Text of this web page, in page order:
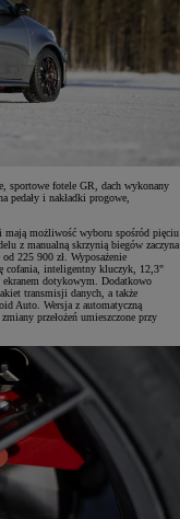
sportowe fotele GR, dach wykonany
i nakładki progowe,
możliwość wyboru spośród pięciu
z manualną skrzynią biegów zaczyna
225 900 zł. Wyposażenie
cofania, inteligentny kluczyk, 12,3"
dotykowym. Dodatkowo
transmisji danych, a także
Auto. Wersja z automatyczną
przełożeń umieszczone przy